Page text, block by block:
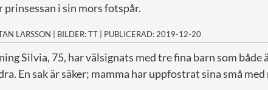
prinsessan i sin mors fotspår.
LARSSON | BILDER: TT | PUBLICERAD: 2019-12-20
Silvia, 75, har välsignats med tre fina barn som både
En sak är säker; mamma har uppfostrat sina små